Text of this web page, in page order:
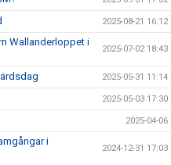
2025-08-21 16:12
Wallanderloppet i
2025-07-02 18:43
2025-05-31 11:14
2025-05-03 17:30
2025-04-06
i
2024-12-31 17:03